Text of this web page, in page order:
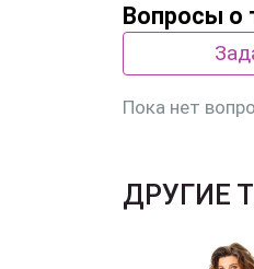
Вопросы о
Пока нет
ДРУГИЕ